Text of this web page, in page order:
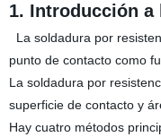
1. Introducción
La soldadura por
punto de contacto como
La soldadura por
superficie de contacto y
Hay cuatro métodos